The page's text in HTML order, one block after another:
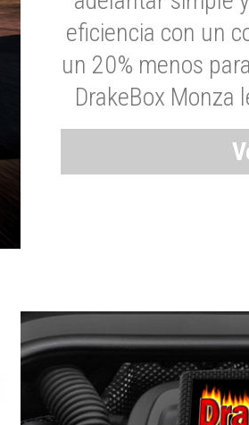
eficiencia con un
un 20% menos
DrakeBox Monza